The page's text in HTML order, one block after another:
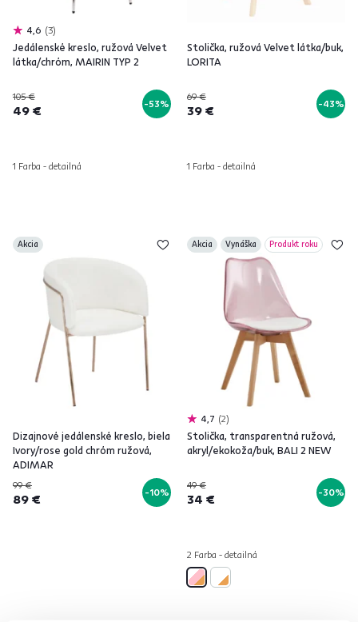
4,6 3
Jedálenské kreslo, ružová Velvet
látka/chróm, MAIRIN TYP 2
105 €
49 € -53%
1 Farba - detailná
Stolička, ružová Velvet látka/buk,
LORITA
69 €
39 € -43%
1 Farba - detailná
Akcia
Dizajnové jedálenské kreslo, biela
Ivory/rose gold chróm ružová,
ADIMAR
99 €
89 € -10%
Akcia Vynáška Produkt roku
4,7 2
Stolička, transparentná ružová,
akryl/ekokoža/buk, BALI 2 NEW
49 €
34 € -30%
2 Farba - detailná